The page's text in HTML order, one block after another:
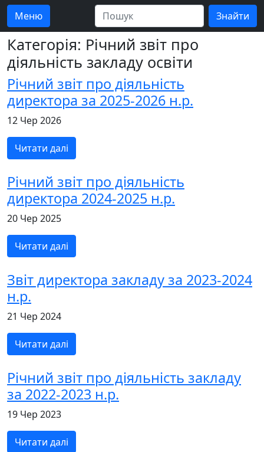
Меню
Категорія: Річний звіт про
діяльність закладу освіти
Річний звіт про діяльність
директора за 2025-2026 н.р.
12 Чер 2026
Читати далі
Річний звіт про діяльність
директора 2024-2025 н.р.
20 Чер 2025
Читати далі
Звіт директора закладу за 2023-2024
н.р.
21 Чер 2024
Читати далі
Річний звіт про діяльність закладу
за 2022-2023 н.р.
19 Чер 2023
Читати далі